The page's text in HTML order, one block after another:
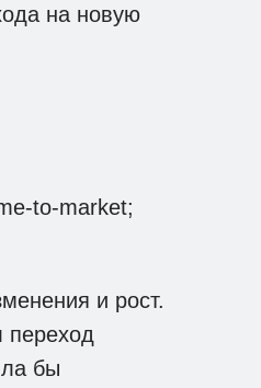
на новую
to-market;
и рост.
переход
бы